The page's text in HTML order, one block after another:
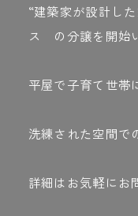
“建築家が設計し
ス の分譲を開始
平屋で子育て世帯
洗練された空間で
詳細はお気軽にお